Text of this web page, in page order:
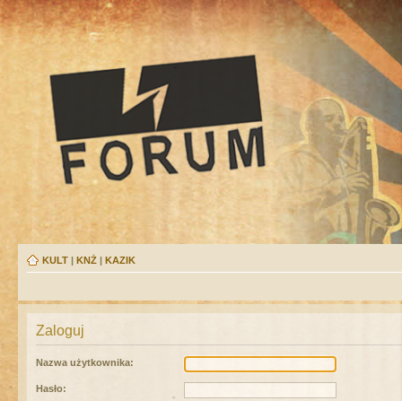
KULT | KNŻ | KAZIK
Zaloguj
Nazwa użytkownika:
Hasło: